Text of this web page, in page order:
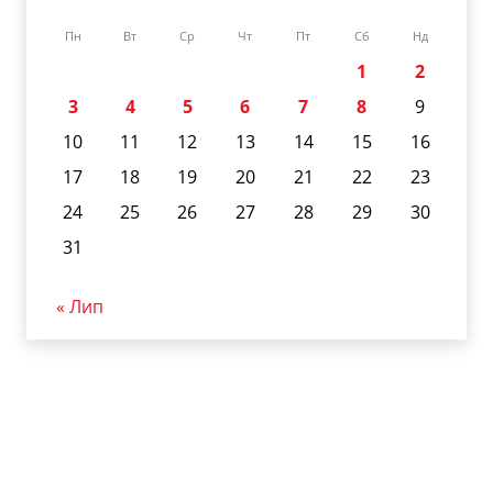
Пн Вт Ср Чт Пт Сб Нд
1
2
3
4 5 6 7 8
9
10
11 12 13 14 15
16
17
18 19 20 21 22
23
24
25 26 27 28 29
30
31
« Лип